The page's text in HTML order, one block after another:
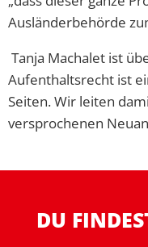
Ausländerbehörde
Tanja Machalet ist
Aufenthaltsrecht ist
Seiten. Wir leiten
versprochenen
DU